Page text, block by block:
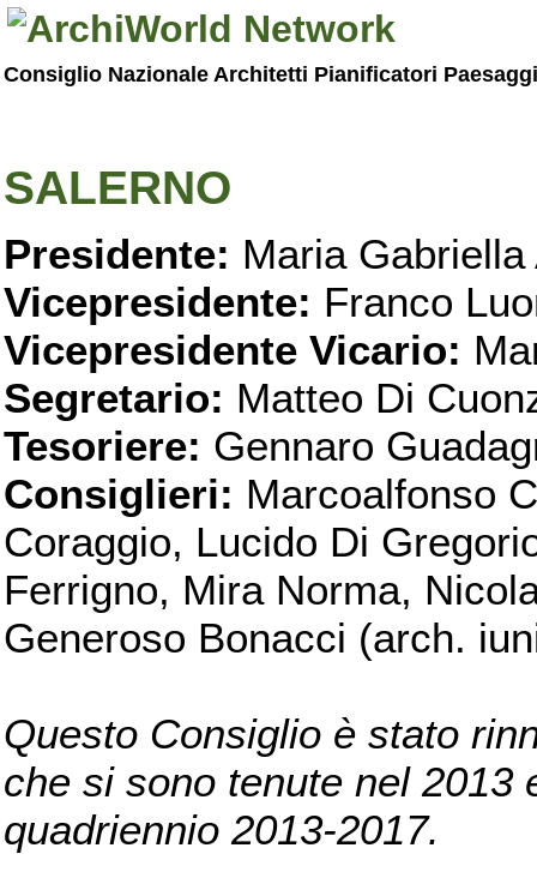
Consiglio Nazionale Architetti Pianificatori
SALERNO
Presidente: Maria Gabriella
Vicepresidente: Franco
Vicepresidente Vicario:
Segretario: Matteo Di
Tesoriere: Gennaro
Consiglieri: Marcoalfonso
Coraggio, Lucido Di
Ferrigno, Mira Norma,
Generoso Bonacci (arch.
Questo Consiglio è stato
che si sono tenute nel 2013
quadriennio 2013-2017.